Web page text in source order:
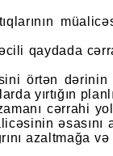
təcili qaydada
örtən
yırtığın
cərrahi
azaltmağa